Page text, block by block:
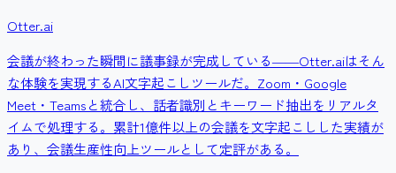
Otter.ai
会議が終わった瞬間に議事録が完成している――Otter.aiはそん
な体験を実現するAI文字起こしツールだ。Zoom・Google
Meet・Teamsと統合し、話者識別とキーワード抽出をリアルタ
イムで処理する。累計1億件以上の会議を文字起こしした実績が
あり、会議生産性向上ツールとして定評がある。